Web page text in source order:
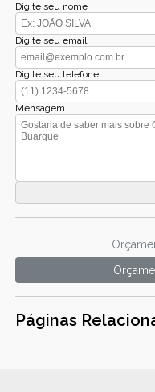
Digite seu nome
Digite seu email
Digite seu telefone
Mensagem
Páginas